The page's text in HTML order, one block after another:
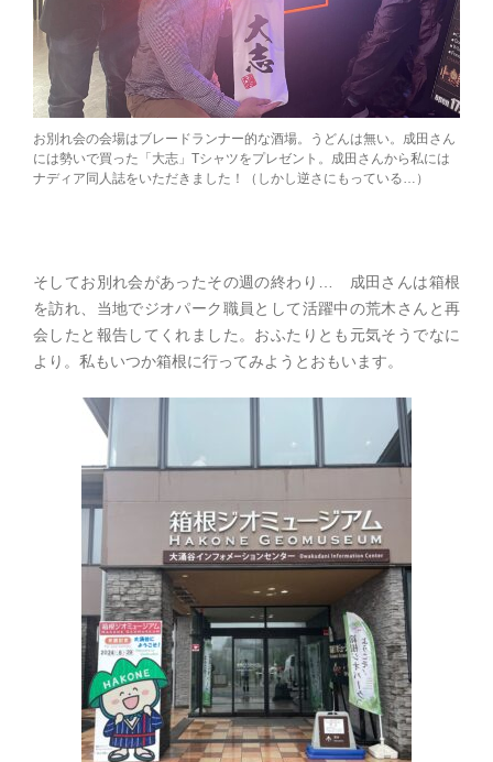
お別れ会の会場はブレードランナー的な酒場。うどんは無い。成田さん
には勢いで買った「大志」Tシャツをプレゼント。成田さんから私には
ナディア同人誌をいただきました！（しかし逆さにもっている…）
そしてお別れ会があったその週の終わり… 成田さんは箱根
を訪れ、当地でジオパーク職員として活躍中の荒木さんと再
会したと報告してくれました。おふたりとも元気そうでなに
より。私もいつか箱根に行ってみようとおもいます。